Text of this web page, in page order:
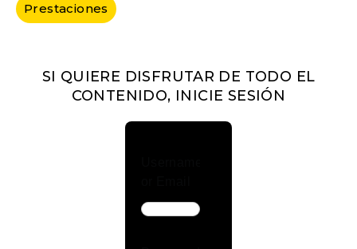
Prestaciones
SI QUIERE DISFRUTAR DE TODO EL
CONTENIDO, INICIE SESIÓN